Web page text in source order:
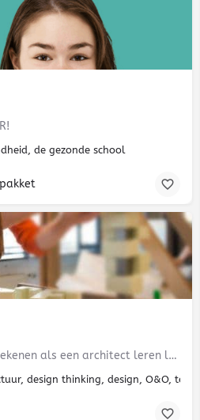
de gezonde school
Middels inzichten in het tekenen als een architect leren leerlingen om van de gebouwde omgeving een vertaling…
design thinking, design, O&O,